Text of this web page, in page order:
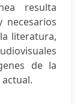
resulta
necesarios
literatura,
de la